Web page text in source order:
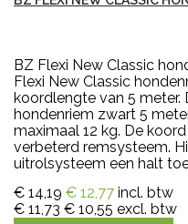
BZ Flexi New Classic
Flexi New Classic
koordlengte van 5 meter.
hondenriem zwart 5
maximaal 12 kg. De
verbeterd remsysteem.
uitrolsysteem een halt
€ 14,19 € 12,77 incl. btw
€ 11,73 € 10,55 excl. btw